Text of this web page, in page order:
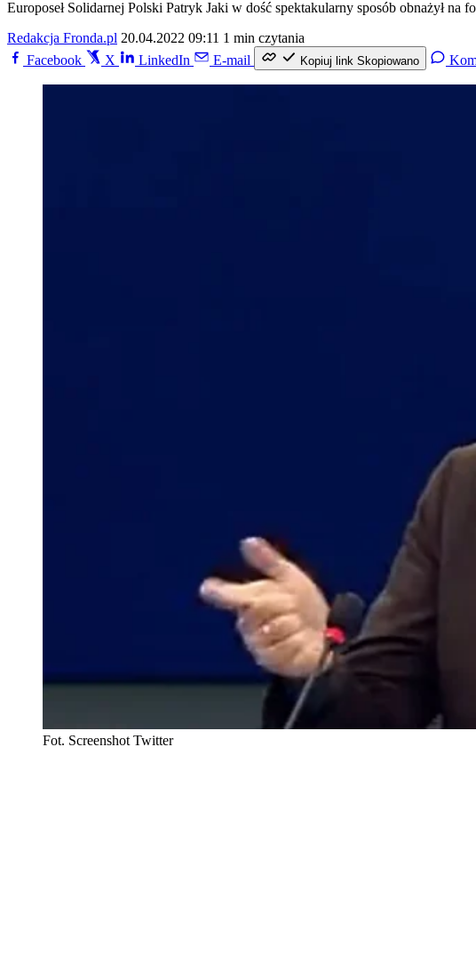
Europoseł Solidarnej Polski Patryk Jaki w dość spektakularny sposób obnażył
Redakcja Fronda.pl 20.04.2022 09:11 1 min czytania
Facebook
X LinkedIn E-mail Kopiuj link Skopiowano
Fot. Screenshot Twitter